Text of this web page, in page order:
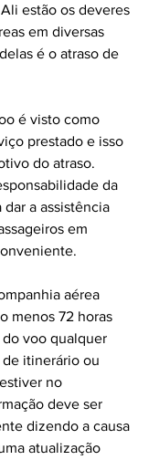
estão os deveres
em diversas
é o atraso de
é visto como
prestado e isso
do atraso.
da
a assistência
em
aérea
menos 72 horas
voo qualquer
itinerário ou
no
deve ser
dizendo a causa
atualização